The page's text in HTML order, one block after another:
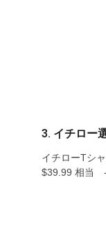
3. イチロー
イチローTシ
$39.99 相当 -